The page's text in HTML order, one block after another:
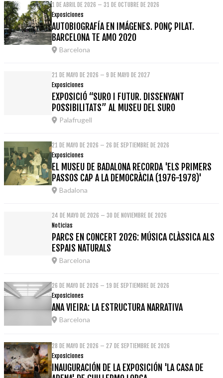
1 DE ABRIL DE 2026 – 31 DE OCTUBRE DE 2026
Exposiciones
AUTOBIOGRAFÍA EN IMÁGENES. PONÇ PILAT.
BARCELONA TE AMO 2020
Barcelona
21 DE MAYO DE 2026 – 9 DE MAYO DE 2027
Exposiciones
EXPOSICIÓ “SURO I FUTUR. DISSENYANT
POSSIBILITATS” AL MUSEU DEL SURO
Palafrugell
21 DE MAYO DE 2026 – 26 DE SEPTIEMBRE DE 2026
Exposiciones
EL MUSEU DE BADALONA RECORDA 'ELS PRIMERS
PASSOS CAP A LA DEMOCRÀCIA (1976-1978)'
Badalona
24 DE MAYO DE 2026 – 30 DE NOVIEMBRE DE 2026
Noticias
PARCS EN CONCERT 2026: MÚSICA CLÀSSICA ALS
ESPAIS NATURALS
Barcelona
26 DE MAYO DE 2026 – 19 DE SEPTIEMBRE DE 2026
Exposiciones
ANA VIEIRA: LA ESTRUCTURA NARRATIVA
Barcelona
28 DE MAYO DE 2026 – 27 DE SEPTIEMBRE DE 2026
Exposiciones
INAUGURACIÓN DE LA EXPOSICIÓN 'LA CASA DE